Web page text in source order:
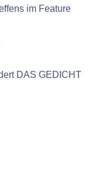
im Feature
DAS GEDICHT